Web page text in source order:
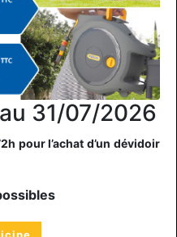
31/07/2026
pour l’achat d’un dévidoir